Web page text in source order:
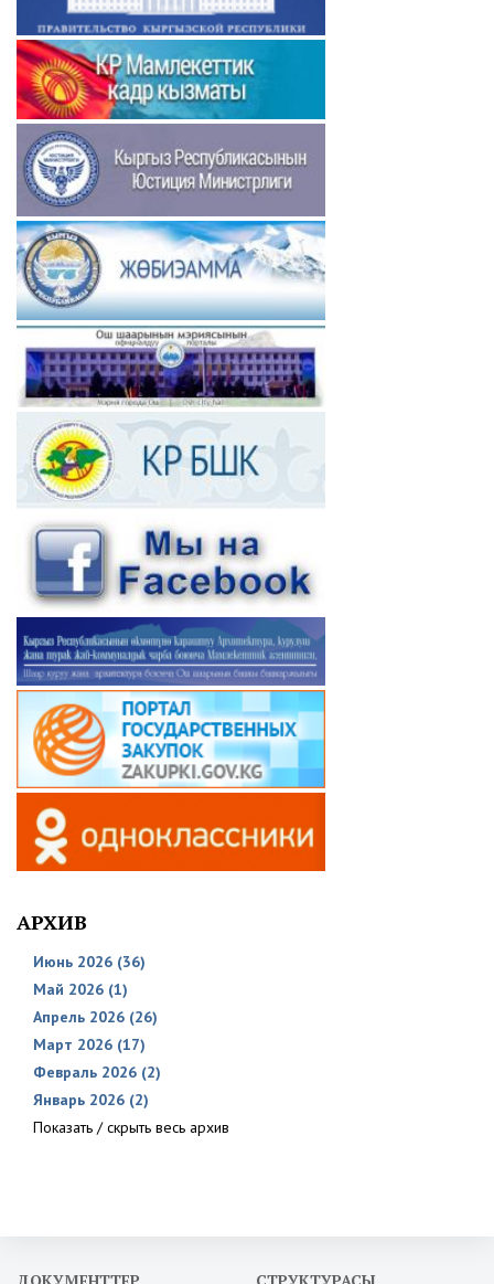
АРХИВ
Июнь 2026 (36)
Май 2026 (1)
Апрель 2026 (26)
Март 2026 (17)
Февраль 2026 (2)
Январь 2026 (2)
Показать / скрыть весь архив
ДОКУМЕНТТЕР СТРУКТУРАСЫ